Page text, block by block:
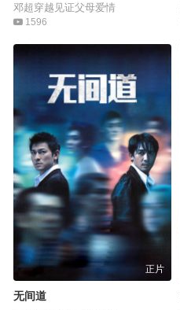
邓超穿越见证父母爱情
1596
正片
无间道